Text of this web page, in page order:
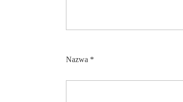
Nazwa *